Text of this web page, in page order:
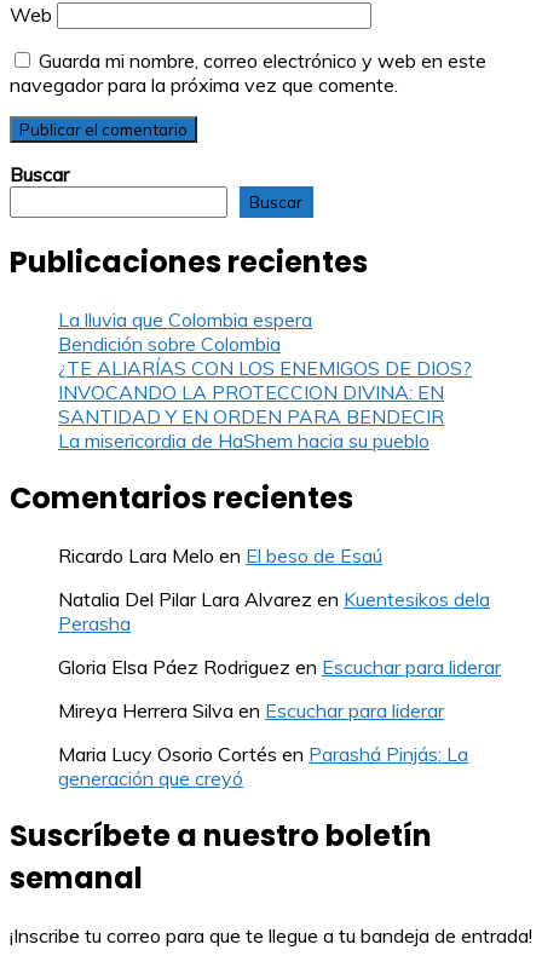
Web
Guarda mi nombre, correo electrónico y web en este
navegador para la próxima vez que comente.
Buscar
Buscar
Publicaciones recientes
La lluvia que Colombia espera
Bendición sobre Colombia
¿TE ALIARÍAS CON LOS ENEMIGOS DE DIOS?
INVOCANDO LA PROTECCION DIVINA: EN
SANTIDAD Y EN ORDEN PARA BENDECIR
La misericordia de HaShem hacia su pueblo
Comentarios recientes
Ricardo Lara Melo en El beso de Esaú
Natalia Del Pilar Lara Alvarez en Kuentesikos dela
Perasha
Gloria Elsa Páez Rodriguez en Escuchar para liderar
Mireya Herrera Silva en Escuchar para liderar
Maria Lucy Osorio Cortés en Parashá Pinjás: La
generación que creyó
Suscríbete a nuestro boletín
semanal
¡Inscribe tu correo para que te llegue a tu bandeja de entrada!